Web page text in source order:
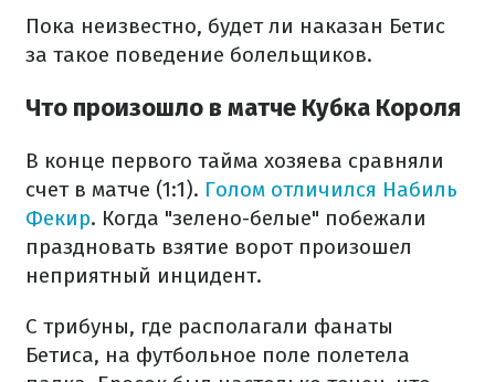
Пока неизвестно, будет ли наказан Бетис
за такое поведение болельщиков.
Что произошло в матче Кубка Короля
В конце первого тайма хозяева сравняли
счет в матче (1:1). Голом отличился Набиль
Фекир. Когда "зелено-белые" побежали
праздновать взятие ворот произошел
неприятный инцидент.
С трибуны, где располагали фанаты
Бетиса, на футбольное поле полетела